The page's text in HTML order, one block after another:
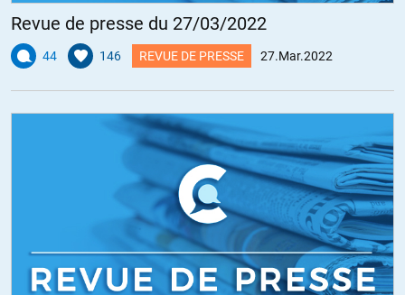
Revue de presse du 27/03/2022
44 146 REVUE DE PRESSE 27.Mar.2022